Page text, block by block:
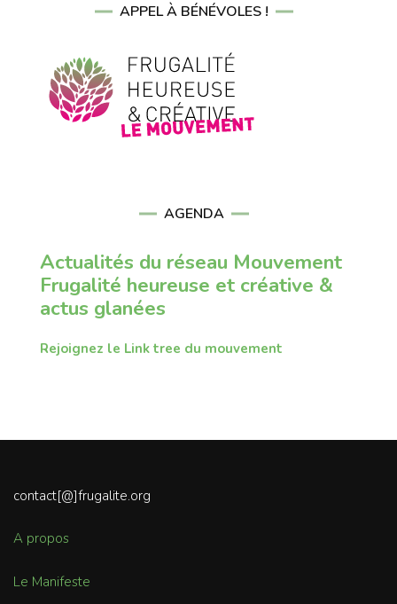
APPEL À BÉNÉVOLES !
AGENDA
Actualités du réseau Mouvement
Frugalité heureuse et créative &
actus glanées
Rejoignez le Link tree du mouvement
contact[@]frugalite.org
A propos
Le Manifeste